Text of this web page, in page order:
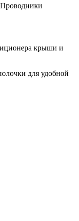
Проводники
крыши и
для удобной